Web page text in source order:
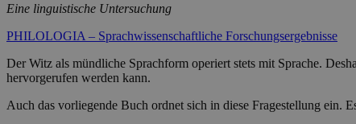
Eine linguistische Untersuchung
PHILOLOGIA – Sprachwissenschaftliche Forschungsergebnisse
Der Witz als mündliche Sprachform operiert stets mit Sprache.
hervorgerufen werden kann.
Auch das vorliegende Buch ordnet sich in diese Fragestellung ein.